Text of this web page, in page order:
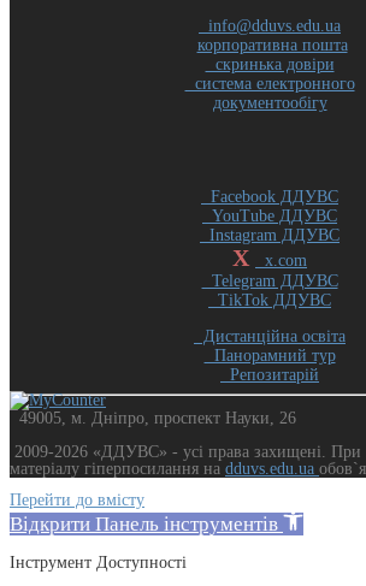
info@dduvs.edu.ua
корпоративна пошта
скринька довіри
система електронного
документообігу
Facebook ДДУВС
YouTube ДДУВС
Instagram ДДУВС
X
x.com
Telegram ДДУВС
TikTok ДДУВС
Дистанційна освіта
Панорамний тур
Репозитарій
49005, м. Дніпро, проспект Науки, 26
2009-2026 «ДДУВС» - усi права захищенi. При
матеріалу гіперпосилання на dduvs.edu.ua
Перейти до вмісту
Відкрити Панель інструментів
Інструмент Доступності